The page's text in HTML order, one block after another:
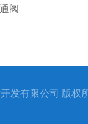
阀
开发有限公司 版